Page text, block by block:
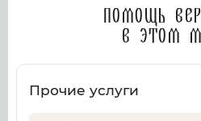
Помощь
в этом
Прочие услуги